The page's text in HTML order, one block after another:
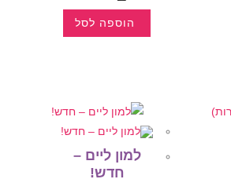
הוספה לסל
למון ליים –
חדש!